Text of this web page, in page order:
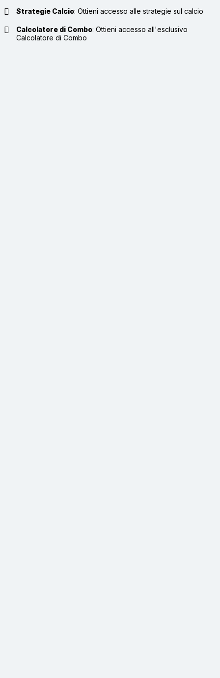
Strategie Calcio: Ottieni accesso alle strategie sul calcio
Calcolatore di Combo: Ottieni accesso all'esclusivo
Calcolatore di Combo